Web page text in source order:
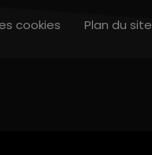
cookies Plan du site